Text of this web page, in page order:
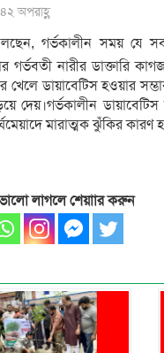
অপরাহ্ণ
বলছেন, গর্ভকালীন সময় যে
গর্ভবতী নারীর ডাক্তারি
ডায়াবেটিস হওয়ার
দেয়।গর্ভকালীন
মারাত্মক ঝুঁকির কারণ
লাগলে শেয়াার করুন